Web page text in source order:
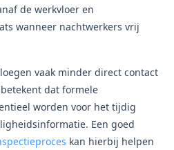
de werkvloer en
wanneer nachtwerkers vrij
vaak minder direct contact
dat formele
worden voor het tijdig
Een goed
kan hierbij helpen